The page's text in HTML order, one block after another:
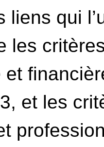
liens qui
les
et les